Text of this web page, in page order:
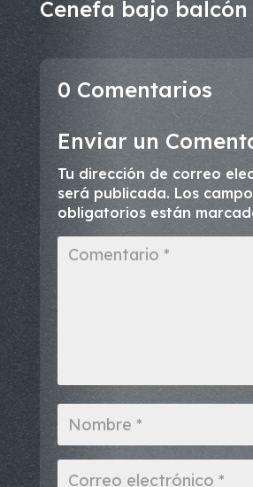
Cenefa bajo balcón
0 Comentarios
Enviar un
Tu dirección de correo
será publicada. Los
obligatorios están